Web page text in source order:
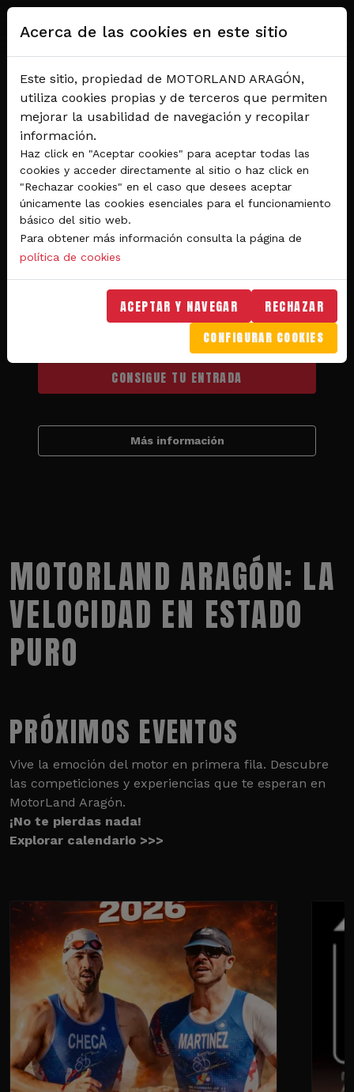
Pasar al contenido principal
Del 28 al 30 de agosto 2026
Circuito de velocidad
GRAN PREMIO
MICHELIN® DE ARAGÓN
DE MOTOGP™ 2026
CONSIGUE TU ENTRADA
Más información
MOTORLAND ARAGÓN: LA
VELOCIDAD EN ESTADO
PURO
PRÓXIMOS EVENTOS
Vive la emoción del motor en primera fila. Descubre
las competiciones y experiencias que te esperan en
MotorLand Aragón.
¡No te pierdas nada!
Explorar calendario >>>
Acerca de las cookies en este sitio
Este sitio, propiedad de MOTORLAND ARAGÓN,
utiliza cookies propias y de terceros que permiten
mejorar la usabilidad de navegación y recopilar
información.
Haz click en "Aceptar cookies" para aceptar todas las
cookies y acceder directamente al sitio o haz click en
"Rechazar cookies" en el caso que desees aceptar
únicamente las cookies esenciales para el funcionamiento
básico del sitio web.
Para obtener más información consulta la página de
política de cookies
ACEPTAR Y NAVEGAR RECHAZAR
CONFIGURAR COOKIES